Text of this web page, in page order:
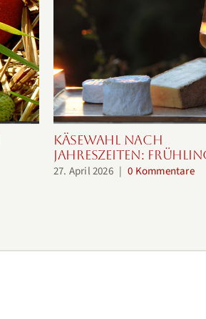
Käsewahl nach
Jahreszeiten:
27. April 2026 | 0 Kommentare